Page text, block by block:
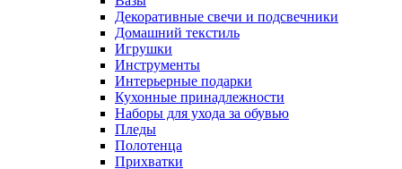
Декоративные свечи и подсвечники
Домашний текстиль
Игрушки
Инструменты
Интерьерные подарки
Кухонные принадлежности
Наборы для ухода за обувью
Пледы
Полотенца
Прихватки